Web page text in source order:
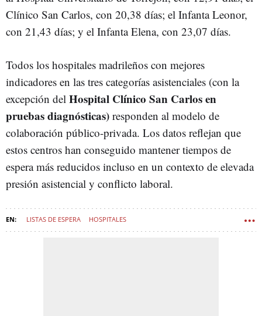
Clínico San Carlos, con 20,38 días; el Infanta Leonor,
con 21,43 días; y el Infanta Elena, con 23,07 días.
Todos los hospitales madrileños con mejores
indicadores en las tres categorías asistenciales (con la
excepción del Hospital Clínico San Carlos en
pruebas diagnósticas) responden al modelo de
colaboración público-privada. Los datos reflejan que
estos centros han conseguido mantener tiempos de
espera más reducidos incluso en un contexto de elevada
presión asistencial y conflicto laboral.
LISTAS DE ESPERA HOSPITALES